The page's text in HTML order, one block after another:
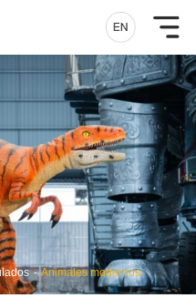
- Animales modernos